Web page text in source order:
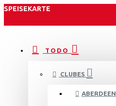
SPEISEKARTE
TODO
CLUBES
ABERDEEN